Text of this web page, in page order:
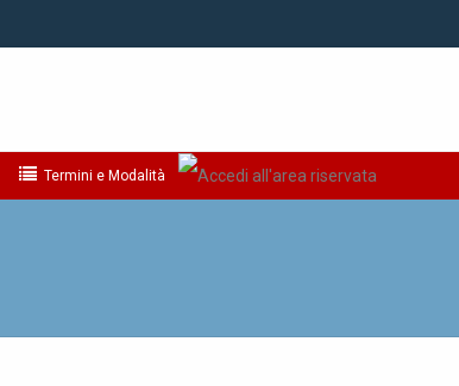
Termini e Modalità